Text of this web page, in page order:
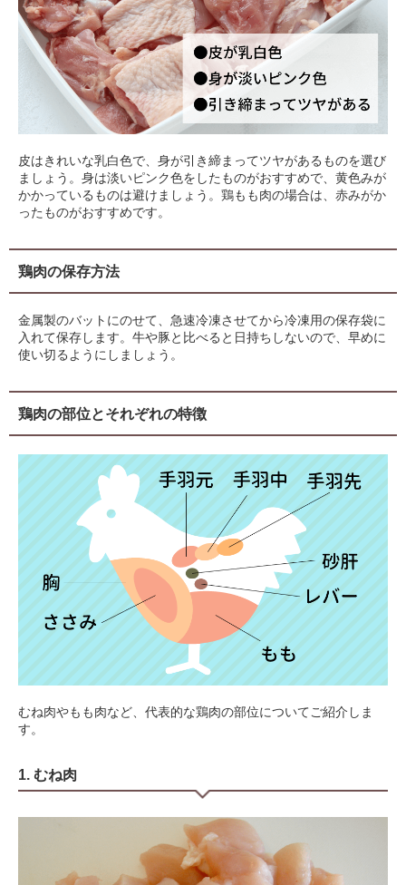
皮はきれいな乳白色で、身が引き締まってツヤがあるものを選び
ましょう。身は淡いピンク色をしたものがおすすめで、黄色みが
かかっているものは避けましょう。鶏もも肉の場合は、赤みがか
ったものがおすすめです。
鶏肉の保存方法
金属製のバットにのせて、急速冷凍させてから冷凍用の保存袋に
入れて保存します。牛や豚と比べると日持ちしないので、早めに
使い切るようにしましょう。
鶏肉の部位とそれぞれの特徴
むね肉やもも肉など、代表的な鶏肉の部位についてご紹介しま
す。
1. むね肉